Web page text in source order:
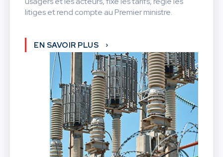
litiges et rend compte au Premier ministre.
EN SAVOIR PLUS